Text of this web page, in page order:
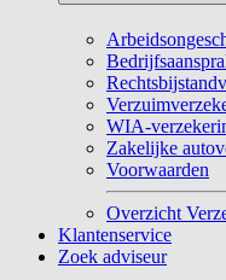
WIA-
Zakelijke
Voorwaarden
Overzicht
Klantenservice
Zoek adviseur